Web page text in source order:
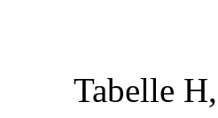
Tabelle